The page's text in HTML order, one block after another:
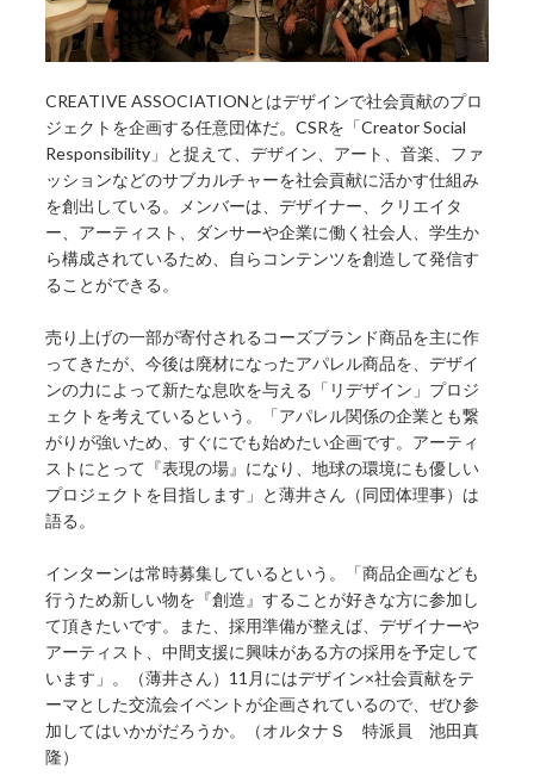
CREATIVE ASSOCIATIONとはデザインで社会貢献のプロ
ジェクトを企画する任意団体だ。CSRを「Creator Social
Responsibility」と捉えて、デザイン、アート、音楽、ファ
ッションなどのサブカルチャーを社会貢献に活かす仕組み
を創出している。メンバーは、デザイナー、クリエイタ
ー、アーティスト、ダンサーや企業に働く社会人、学生か
ら構成されているため、自らコンテンツを創造して発信す
ることができる。
売り上げの一部が寄付されるコーズブランド商品を主に作
ってきたが、今後は廃材になったアパレル商品を、デザイ
ンの力によって新たな息吹を与える「リデザイン」プロジ
ェクトを考えているという。「アパレル関係の企業とも繋
がりが強いため、すぐにでも始めたい企画です。アーティ
ストにとって『表現の場』になり、地球の環境にも優しい
プロジェクトを目指します」と薄井さん（同団体理事）は
語る。
インターンは常時募集しているという。「商品企画なども
行うため新しい物を『創造』することが好きな方に参加し
て頂きたいです。また、採用準備が整えば、デザイナーや
アーティスト、中間支援に興味がある方の採用を予定して
います」。（薄井さん）11月にはデザイン×社会貢献をテ
ーマとした交流会イベントが企画されているので、ぜひ参
加してはいかがだろうか。（オルタナＳ 特派員 池田真
隆）